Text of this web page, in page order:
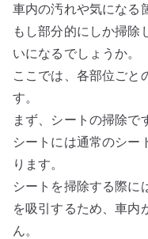
車内の汚れや気になる
もし部分的にしか掃除
いになるでしょうか。
ここでは、各部位ごと
す。
まず、シートの掃除で
シートには通常のシー
ります。
シートを掃除する際に
を吸引するため、車内
ん。